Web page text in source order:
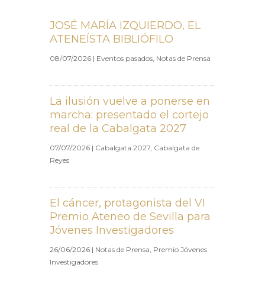
JOSÉ MARÍA IZQUIERDO, EL
ATENEÍSTA BIBLIÓFILO
08/07/2026 | Eventos pasados, Notas de Prensa
La ilusión vuelve a ponerse en
marcha: presentado el cortejo
real de la Cabalgata 2027
07/07/2026 | Cabalgata 2027, Cabalgata de
Reyes
El cáncer, protagonista del VI
Premio Ateneo de Sevilla para
Jóvenes Investigadores
26/06/2026 | Notas de Prensa, Premio Jóvenes
Investigadores